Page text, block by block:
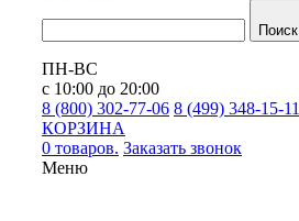
Поиск
ПН-ВС
с 10:00 до 20:00
8 (800) 302-77-06 8 (499) 348-15-11
КОРЗИНА
0 товаров. Заказать звонок
Меню